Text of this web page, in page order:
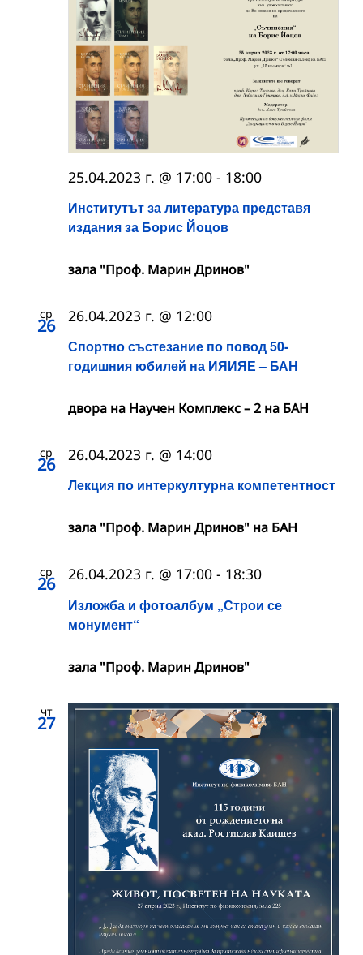
Институтът за литература представя
издания за Борис Йоцов
25.04.2023 г. @ 17:00 - 18:00
зала "Проф. Марин Дринов"
ср
26
Спортно състезание по повод 50-
годишния юбилей на ИЯИЯЕ – БАН
26.04.2023 г. @ 12:00
двора на Научен Комплекс – 2 на БАН
ср
26
Лекция по интеркултурна компетентност
26.04.2023 г. @ 14:00
зала "Проф. Марин Дринов" на БАН
ср
26
Изложба и фотоалбум „Строи се
монумент“
26.04.2023 г. @ 17:00 - 18:30
зала "Проф. Марин Дринов"
чт
27